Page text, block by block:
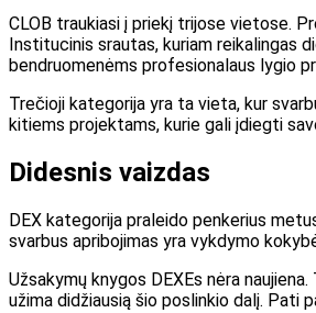
CLOB traukiasi į priekį trijose vietose.
Institucinis srautas, kuriam reikalingas
bendruomenėms profesionalaus lygio
Trečioji kategorija yra ta vieta, kur
kitiems projektams, kurie gali įdiegti
Didesnis vaizdas
DEX kategorija praleido penkerius
svarbus apribojimas yra vykdymo
Užsakymų knygos DEXEs nėra
užima didžiausią šio poslinkio dalį. Pati